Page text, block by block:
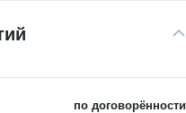
по договорённости